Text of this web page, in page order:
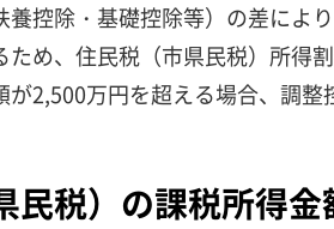
控除・基礎控除等）の差によ
め、住民税（市県民税）所得
2,500万円を超える場合、調整
民税）の課税所得